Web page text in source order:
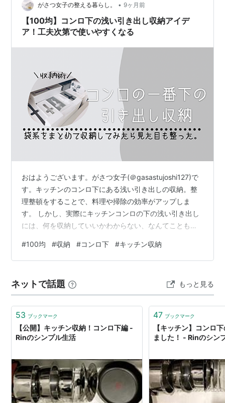
がさつ女子の整える暮らし。 • 9ヶ月前
【100均】コンロ下の浅い引き出し収納アイデ
ア！工夫次第で使いやすくなる
おはようございます。がさつ女子(＠gasastujoshi127)で
す。キッチンのコンロ下にある浅い引き出しの収納。整
理整頓をすることで、料理や掃除の効率がアップしま
す。 しかし、実際にキッチンコンロの下の浅い引き出し
には、何を収納していいかわからない、なんてことも。
納のアイデアを紹介します。 コンロ下の引き出し収納を
見直してから、料理やお掃除の効率がぐんっとアップし
い」「100均グッズできキッチンの引き出し収納を見直し
たい」という方は、ぜひ参考にしてくださいね。 コンロ
の一番下の引き出…
#100均 #収納 #コンロ下 #キッチン収納
ネットで話題 もっと見る
53 ブックマーク
【公開】キッチン収納！コンロ下編 -
Rinのシンプル生活
47 ブックマーク
【キッチン】コンロ
ました！ - Rinのシン